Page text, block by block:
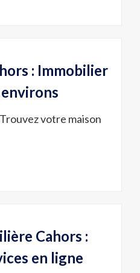
: Immobilier
environs
votre maison
Cahors :
en ligne